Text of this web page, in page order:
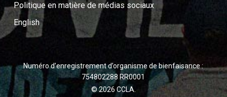
Politique en matière de médias sociaux
English
Numéro d’enregistrement d’organisme de bienfaisance :
754802288 RR0001
© 2026 CCLA.